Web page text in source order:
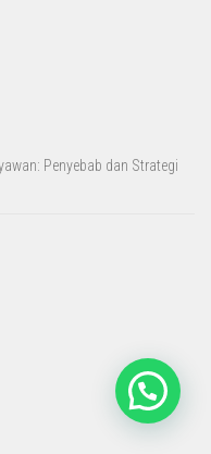
Penyebab dan Strategi